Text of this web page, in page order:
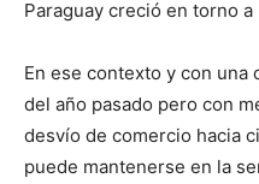
Paraguay creció en torno a
En ese contexto y con una
del año pasado pero con
desvío de comercio hacia
puede mantenerse en la